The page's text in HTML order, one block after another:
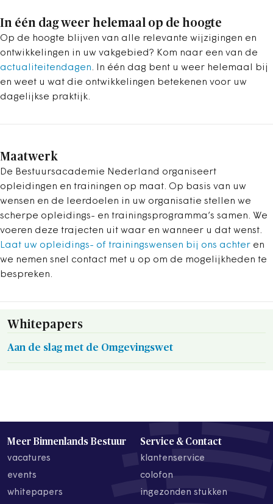
In één dag weer helemaal op de hoogte
Op de hoogte blijven van alle relevante wijzigingen en
ontwikkelingen in uw vakgebied? Kom naar een van de
actualiteitendagen. In één dag bent u weer helemaal bij
en weet u wat die ontwikkelingen betekenen voor uw
dagelijkse praktijk.
Maatwerk
De Bestuursacademie Nederland organiseert
opleidingen en trainingen op maat. Op basis van uw
wensen en de leerdoelen in uw organisatie stellen we
scherpe opleidings- en trainingsprogramma’s samen. We
voeren deze trajecten uit waar en wanneer u dat wenst.
Laat uw opleidings- of trainingswensen bij ons achter en
we nemen snel contact met u op om de mogelijkheden te
bespreken.
Whitepapers
Aan de slag met de Omgevingswet
Meer Binnenlands Bestuur
vacatures
events
whitepapers
Service & Contact
klantenservice
colofon
ingezonden stukken